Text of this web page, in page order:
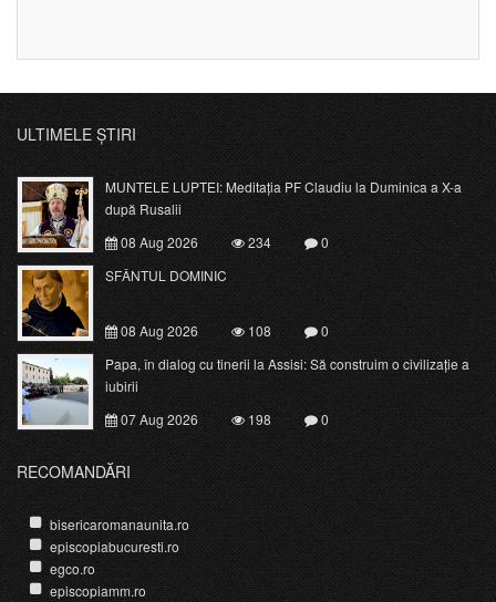
ULTIMELE ȘTIRI
MUNTELE LUPTEI: Meditația PF Claudiu la Duminica a X-a
după Rusalii
08 Aug 2026
234
0
SFÂNTUL DOMINIC
08 Aug 2026 108
0
Papa, în dialog cu tinerii la Assisi: Să construim o civilizație a
iubirii
07 Aug 2026
198 0
RECOMANDĂRI
bisericaromanaunita.ro
episcopiabucuresti.ro
egco.ro
episcopiamm.ro